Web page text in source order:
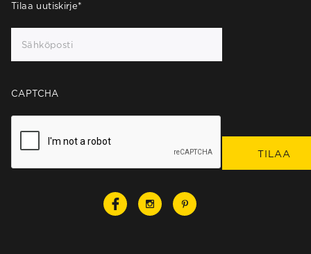
Tilaa uutiskirje*
CAPTCHA